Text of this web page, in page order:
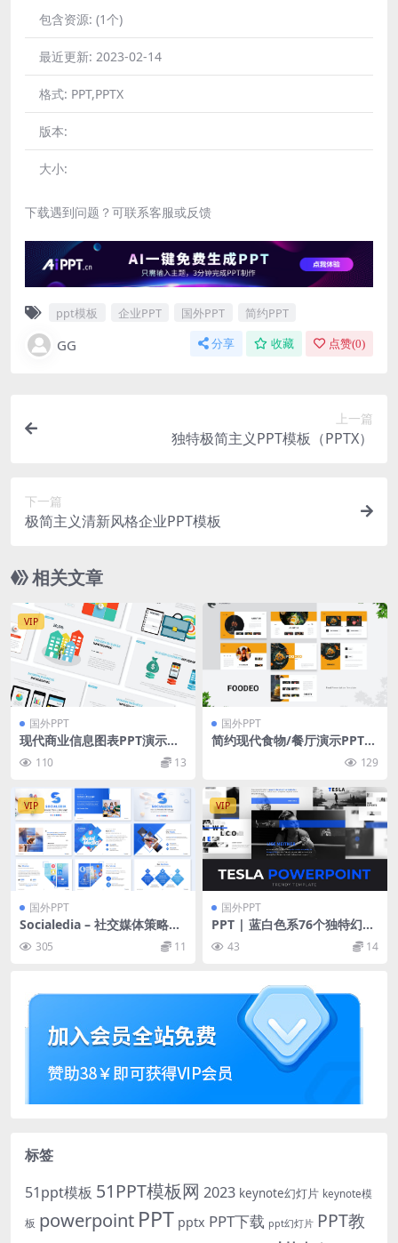
包含资源: (1个)
最近更新: 2023-02-14
格式: PPT,PPTX
版本:
大小:
下载遇到问题？可联系客服或反馈
ppt模板 企业PPT 国外PPT 简约PPT
GG 分享 收藏 点赞(0)
上一篇
独特极简主义PPT模板（PPTX）
下一篇
极简主义清新风格企业PPT模板
相关文章
VIP
国外PPT
现代商业信息图表PPT演示幻
灯片模板 Modern Business I
nfographic Powerpoint Te
110 13
国外PPT
简约现代食物/餐厅演示PPT模
板 Foodeo – Food And Rest
aurant Presentation Templ
ate
129
VIP
国外PPT
Socialedia – 社交媒体策略展
示模板
305 11
VIP
国外PPT
PPT | 蓝白色系76个独特幻灯
片精选颜色迷人照片画廊炫酷
色彩
43 14
标签
51ppt模板 51PPT模板网 2023 keynote幻灯片 keynote模
板 powerpoint PPT pptx PPT下载 ppt幻灯片 PPT教